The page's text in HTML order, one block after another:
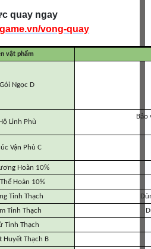
quay ngay
vong-quay
vật phẩm
Ngọc D
Linh Phù
Vận Phù C
Hoàn 10%
Hoàn 10%
Tinh Thạch
Tinh Thạch
Tinh Thạch
Huyết Thạch B